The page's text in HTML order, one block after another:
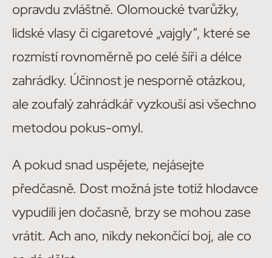
opravdu zvláštně. Olomoucké tvarůžky,
lidské vlasy či cigaretové „vajgly“, které se
rozmístí rovnoměrně po celé šíři a délce
zahrádky. Účinnost je nesporně otázkou,
ale zoufalý zahrádkář vyzkouší asi všechno
metodou pokus-omyl.
A pokud snad uspějete, nejásejte
předčasně. Dost možná jste totiž hlodavce
vypudili jen dočasně, brzy se mohou zase
vrátit. Ach ano, nikdy nekončící boj, ale co